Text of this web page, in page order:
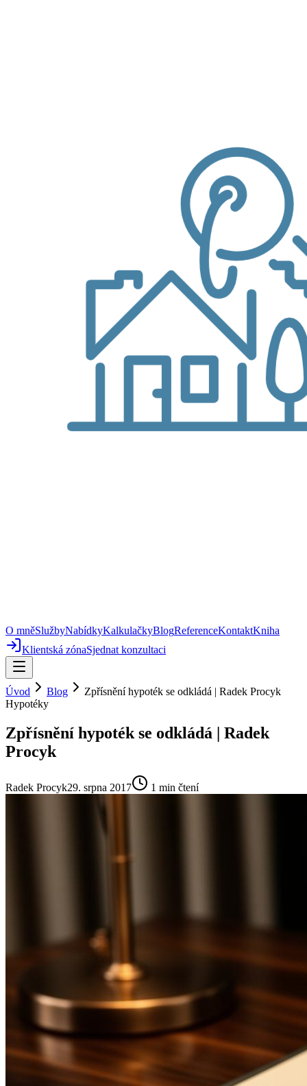
O mněSlužbyNabídkyKalkulačkyBlogReferenceKontaktKniha
Klientská zónaSjednat konzultaci
Úvod Blog
Zpřísnění hypoték se odkládá | Radek Procyk
Hypotéky
Zpřísnění hypoték se odkládá | Radek
Procyk
Radek Procyk29. srpna 2017 1 min čtení